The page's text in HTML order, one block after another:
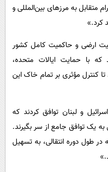
متقابل به مرزهای بین‌المللی و
کرد.»
ارضی و حاکمیت کامل کشور
با حمایت ایالات متحده،
کنترل مؤثری بر تمام خاک این
و لبنان توافق کردند که
دستیابی به یک توافق جامع از سر بگیرند.
طول دوره انتقالی، به تسهیل